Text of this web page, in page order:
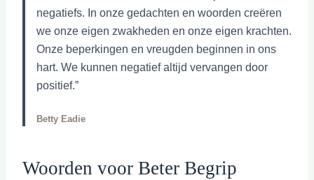
negatiefs. In onze gedachten en woorden creëren
we onze eigen zwakheden en onze eigen krachten.
Onze beperkingen en vreugden beginnen in ons
hart. We kunnen negatief altijd vervangen door
positief.”
Betty Eadie
Woorden voor Beter Begrip